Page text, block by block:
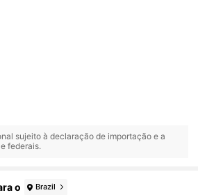
sujeito à declaração de importação e a
federais.
o Brazil